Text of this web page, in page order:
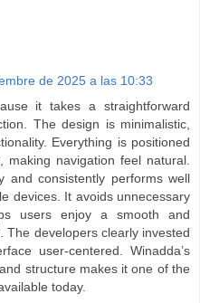
de 2025 a las 10:33
it takes a straightforward
The design is minimalistic,
Everything is positioned
navigation feel natural.
and consistently performs well
devices. It avoids unnecessary
users enjoy a smooth and
The developers clearly invested
user-centered. Winadda’s
structure makes it one of the
today.